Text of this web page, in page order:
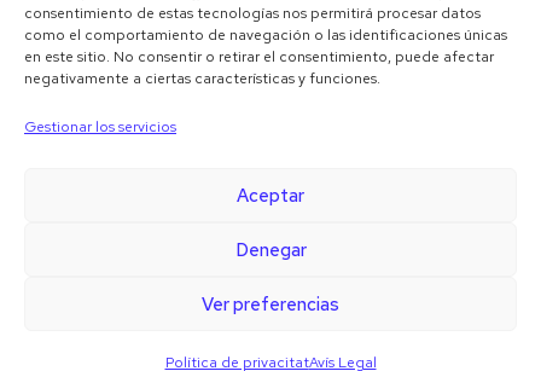
consentimiento de estas tecnologías nos permitirá procesar datos
como el comportamiento de navegación o las identificaciones únicas
en este sitio. No consentir o retirar el consentimiento, puede afectar
negativamente a ciertas características y funciones.
Gestionar los servicios
Aceptar
Denegar
Ver preferencias
Política de privacitatAvís Legal
Copyright © 2024 Jaestic S.L. Tots els drets reservats.